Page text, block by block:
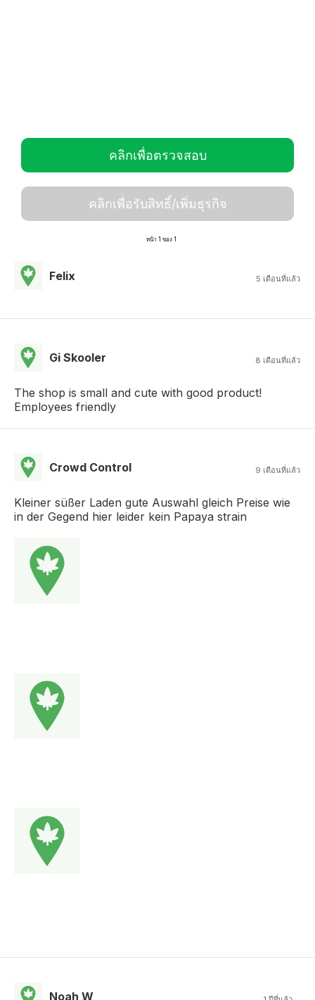
คลิกเพื่อตรวจสอบ
คลิกเพื่อรับสิทธิ์/เพิ่มธุรกิจ
หน้า 1 ของ 1
Felix 5 เดือนที่แล้ว
Gi Skooler 8 เดือนที่แล้ว
The shop is small and cute with good product!
Employees friendly
Crowd Control 9 เดือนที่แล้ว
Kleiner süßer Laden gute Auswahl gleich Preise wie
in der Gegend hier leider kein Papaya strain
Noah W